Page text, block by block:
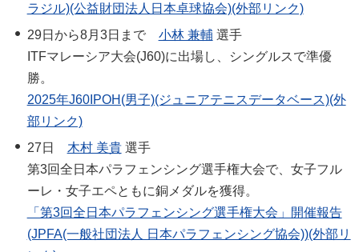
ラジル)(公益財団法人日本卓球協会)(外部リンク)
29日から8月3日まで 小林 兼輔選手
ITFマレーシア大会(J60)に出場し、シングルスで準優
勝。
2025年J60IPOH(男子)(ジュニアテニスデータベース)(外
部リンク)
27日 木村 美貴選手
第3回全日本パラフェンシング選手権大会で、女子フル
ーレ・女子エペともに銅メダルを獲得。
「第3回全日本パラフェンシング選手権大会」開催報告
(JPFA(一般社団法人 日本パラフェンシング協会))(外部リ